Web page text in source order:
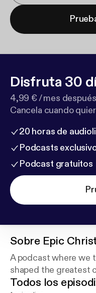
Disfruta 30
4,99 € / mes
Cancela cuando
20 horas de
Podcasts
Podcast gratuitos
Sobre Epic
A podcast where we
shaped the greatest
Todos los